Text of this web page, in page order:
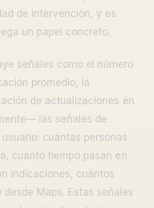
de intervención, y es
un papel concreto.
señales como el número
promedio, la
de actualizaciones en
las señales de
cuántas personas
cuánto tiempo pasan en
indicaciones, cuántos
Maps. Estas señales